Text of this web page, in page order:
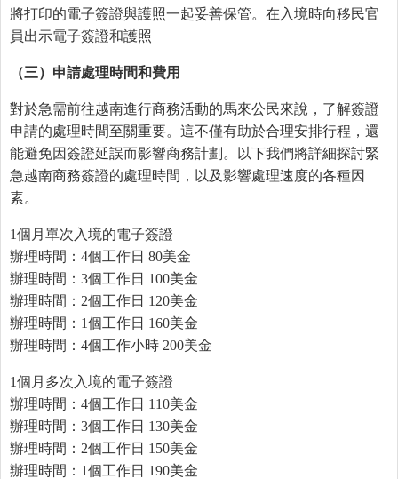
將打印的電子簽證與護照一起妥善保管。在入境時向移民官
員出示電子簽證和護照
（三）申請處理時間和費用
對於急需前往越南進行商務活動的馬來公民來說，了解簽證
申請的處理時間至關重要。這不僅有助於合理安排行程，還
能避免因簽證延誤而影響商務計劃。以下我們將詳細探討緊
急越南商務簽證的處理時間，以及影響處理速度的各種因
素。
1個月單次入境的電子簽證
辦理時間：4個工作日 80美金
辦理時間：3個工作日 100美金
辦理時間：2個工作日 120美金
辦理時間：1個工作日 160美金
辦理時間：4個工作小時 200美金
1個月多次入境的電子簽證
辦理時間：4個工作日 110美金
辦理時間：3個工作日 130美金
辦理時間：2個工作日 150美金
辦理時間：1個工作日 190美金